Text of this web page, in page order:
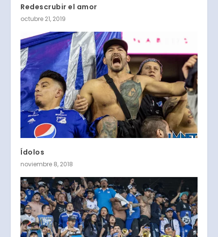
Redescrubir el amor
octubre 21, 2019
Ídolos
noviembre 8, 2018